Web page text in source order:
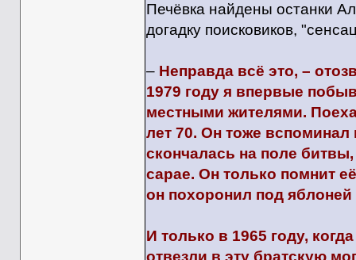
Печёвка найдены останки
догадку поисковиков,
– Неправда всё это, –
1979 году я впервые
местными жителями.
лет 70. Он тоже вспоминал
скончалась на поле
сарае. Он только помнит
он похоронил под яблоней
И только в 1965 году,
отвезли в эту братскую